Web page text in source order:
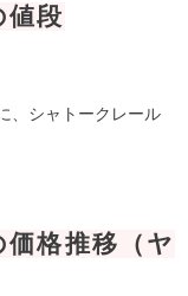
値段
、シャトークレール
格推移（ヤ